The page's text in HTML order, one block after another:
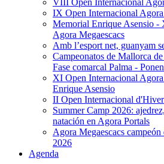
VIII Open Internacional
IX Open Internacional Agora
Memorial Enrique Asensio -
Agora Megaescacs
Amb l’esport net, guanyam
Campeonatos de Mallorca
Fase comarcal Palma -
XI Open Internacional
Enrique Asensio
II Open Internacional
Summer Camp 2026:
natación en Agora Portals
Agora Megaescacs
2026
Agenda